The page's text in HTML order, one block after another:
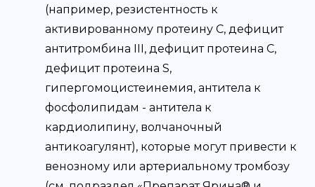
(например, резистентность к
активированному протеину С, дефицит
антитромбина III, дефицит протеина С,
дефицит протеина S,
гипергомоцистеинемия, антитела к
фосфолипидам - антитела к
кардиолипину, волчаночный
антикоагулянт), которые могут привести к
венозному или артериальному тромбозу